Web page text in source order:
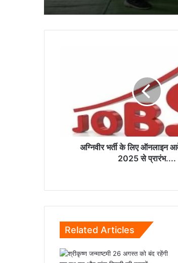
2025
अग्निवीर भर्ती के लिए ऑनलाइन
2025 से प्रारंभ....
Related Articles